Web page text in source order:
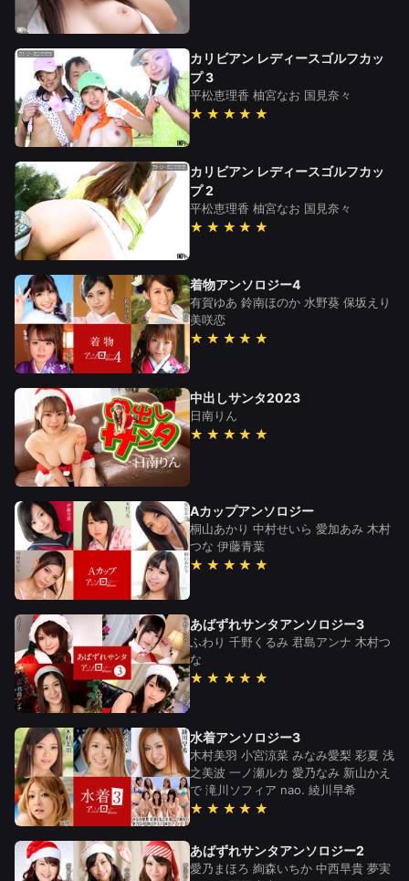
カリビアン レディースゴルフカッ
プ 3
平松恵理香 柚宮なお 国見奈々
★★★★★
カリビアン レディースゴルフカッ
プ 2
平松恵理香 柚宮なお 国見奈々
★★★★★
着物アンソロジー4
有賀ゆあ 鈴南ほのか 水野葵 保坂えり
美咲恋
★★★★★
中出しサンタ2023
日南りん
★★★★★
Aカップアンソロジー
桐山あかり 中村せいら 愛加あみ 木村
つな 伊藤青葉
★★★★★
あばずれサンタアンソロジー3
ふわり 千野くるみ 君島アンナ 木村つ
な
★★★★★
水着アンソロジー3
木村美羽 小宮涼菜 みなみ愛梨 彩夏 浅
之美波 一ノ瀬ルカ 愛乃なみ 新山かえ
で 滝川ソフィア nao. 綾川早希
★★★★★
あばずれサンタアンソロジー2
愛乃まほろ 絢森いちか 中西早貴 夢実